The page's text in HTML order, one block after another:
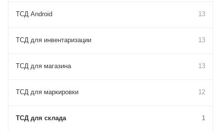
ТСД Android 13
ТСД для инвентаризации 13
ТСД для магазина 13
ТСД для маркировки 12
ТСД для склада 1